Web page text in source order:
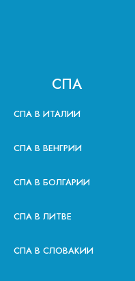
СПА
СПА В ИТАЛИИ
СПА В ВЕНГРИИ
СПА В БОЛГАРИИ
СПА В ЛИТВЕ
СПА В СЛОВАКИИ